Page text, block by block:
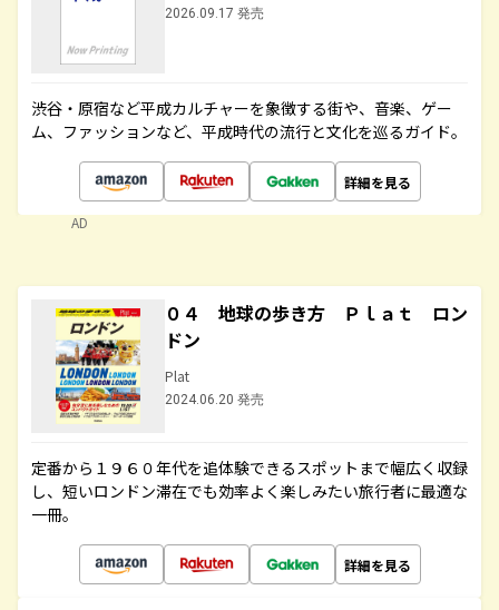
2026.09.17 発売
渋谷・原宿など平成カルチャーを象徴する街や、音楽、ゲー
ム、ファッションなど、平成時代の流行と文化を巡るガイド。
詳細を見る
AD
０４ 地球の歩き方 Ｐｌａｔ ロン
ドン
Plat
2024.06.20 発売
定番から１９６０年代を追体験できるスポットまで幅広く収録
し、短いロンドン滞在でも効率よく楽しみたい旅行者に最適な
一冊。
詳細を見る